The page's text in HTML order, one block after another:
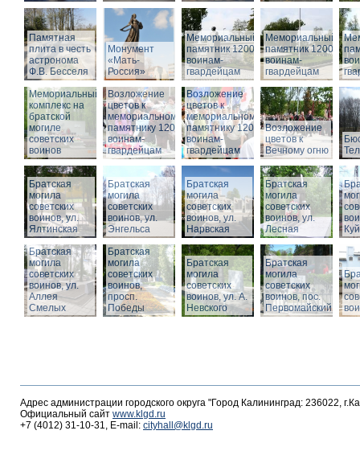
Памятная
плита в честь
астронома
Ф.В. Бесселя
Монумент
«Мать-
Россия»
Мемориальный
памятник 1200
воинам-
гвардейцам
Мемориальный
памятник 1200
воинам-
гвардейцам
Мемориальный
комплекс на
братской
могиле
советских
воинов
Возложение
цветов к
мемориальному
памятнику 1200
воинам-
гвардейцам
Возложение
цветов к
мемориальному
памятнику 1200
воинам-
гвардейцам
Возложение
цветов к
Вечному огню
Братская
могила
советских
воинов, ул.
Ялтинская
Братская
могила
советских
воинов, ул.
Энгельса
Братская
могила
советских
воинов, ул.
Нарвская
Братская
могила
советских
воинов, ул.
Лесная
Братская
могила
советских
воинов, ул.
Аллея
Смелых
Братская
могила
советских
воинов,
просп.
Победы
Братская
могила
советских
воинов, ул. А.
Невского
Братская
могила
советских
воинов, пос.
Первомайский
Адрес администрации городского округа "Город Калининград: 236022,
Официальный сайт www.klgd.ru
+7 (4012) 31-10-31, E-mail: cityhall@klgd.ru